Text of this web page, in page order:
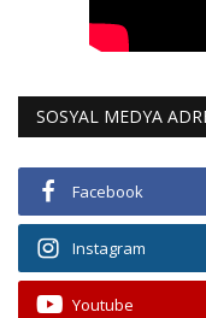
SOSYAL MEDYA
Facebook
Instagram
Youtube